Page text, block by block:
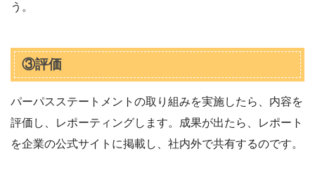
う。
③評価
パーパスステートメントの取り組みを実施したら、内容を
評価し、レポーティングします。成果が出たら、レポート
を企業の公式サイトに掲載し、社内外で共有するのです。